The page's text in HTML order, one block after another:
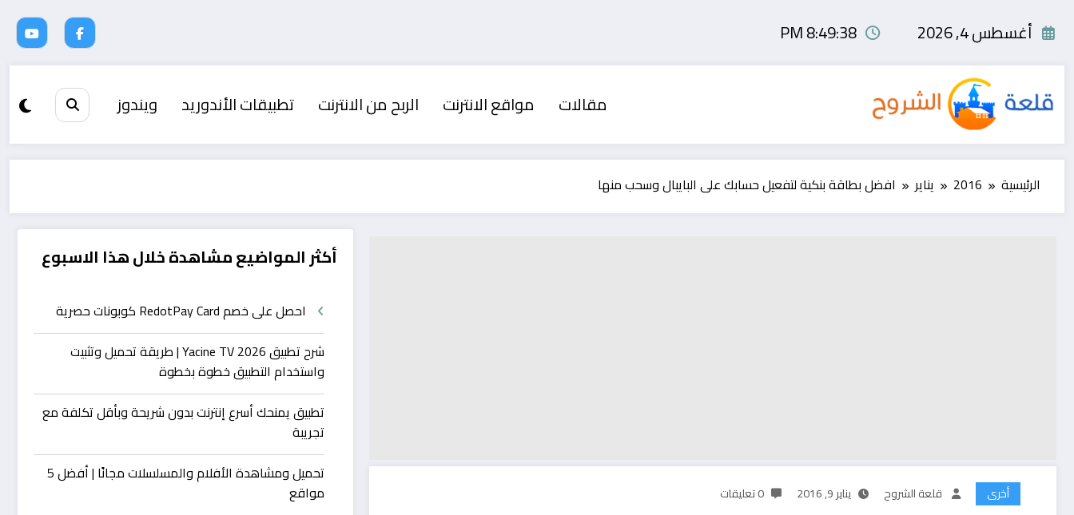
أغسطس 4, 2026 8:49:38 PM
مقالات مواقع الانترنت الربح من الانترنت تطبيقات الأندوريد ويندوز
الرئيسية 2016 يناير افضل بطاقة بنكية لتفعيل حسابك على البايبال وسحب منها
أخرى قلعة الشروح يناير 9, 2016 0 تعليقات
أكثر المواضيع مشاهدة خلال هذا الاسبوع
احصل على خصم RedotPay Card كوبونات حصرية
شرح تطبيق Yacine TV 2026 | طريقة تحميل وتثبيت
واستخدام التطبيق خطوة بخطوة
تطبيق يمنحك أسرع إنترنت بدون شريحة وبأقل تكلفة مع
تجريبة
تحميل ومشاهدة الأفلام والمسلسلات مجانًا | أفضل 5
مواقع